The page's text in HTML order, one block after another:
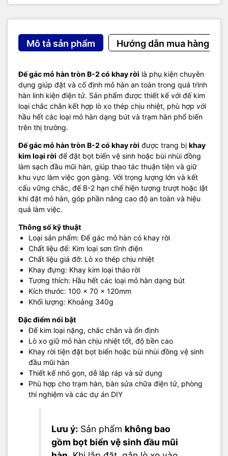
Mô tả sản phẩm Hướng dẫn mua hàng
Đế gác mỏ hàn tròn B-2 có khay rời là phụ kiện chuyên
dụng giúp đặt và cố định mỏ hàn an toàn trong quá trình
hàn linh kiện điện tử. Sản phẩm được thiết kế với đế kim
loại chắc chắn kết hợp lò xo thép chịu nhiệt, phù hợp với
hầu hết các loại mỏ hàn dạng bút và trạm hàn phổ biến
trên thị trường.
Đế gác mỏ hàn tròn B-2 có khay rời được trang bị khay
kim loại rời để đặt bọt biển vệ sinh hoặc bùi nhùi đồng
làm sạch đầu mũi hàn, giúp thao tác thuận tiện và giữ
khu vực làm việc gọn gàng. Với trọng lượng lớn và kết
cấu vững chắc, đế B-2 hạn chế hiện tượng trượt hoặc lật
khi đặt mỏ hàn, góp phần nâng cao độ an toàn và hiệu
quả làm việc.
Thông số kỹ thuật
Loại sản phẩm: Đế gác mỏ hàn có khay rời
Chất liệu đế: Kim loại sơn tĩnh điện
Chất liệu giá đỡ: Lò xo thép chịu nhiệt
Khay đựng: Khay kim loại tháo rời
Tương thích: Hầu hết các loại mỏ hàn dạng bút
Kích thước: 100 × 70 × 120mm
Khối lượng: Khoảng 340g
Đặc điểm nổi bật
Đế kim loại nặng, chắc chắn và ổn định
Lò xo giữ mỏ hàn chịu nhiệt tốt, độ bền cao
Khay rời tiện đặt bọt biển hoặc bùi nhùi đồng vệ sinh
đầu mũi hàn
Thiết kế nhỏ gọn, dễ lắp ráp và sử dụng
Phù hợp cho trạm hàn, bàn sửa chữa điện tử, phòng
thí nghiệm và các dự án DIY
Lưu ý: Sản phẩm không bao
gồm bọt biển vệ sinh đầu mũi